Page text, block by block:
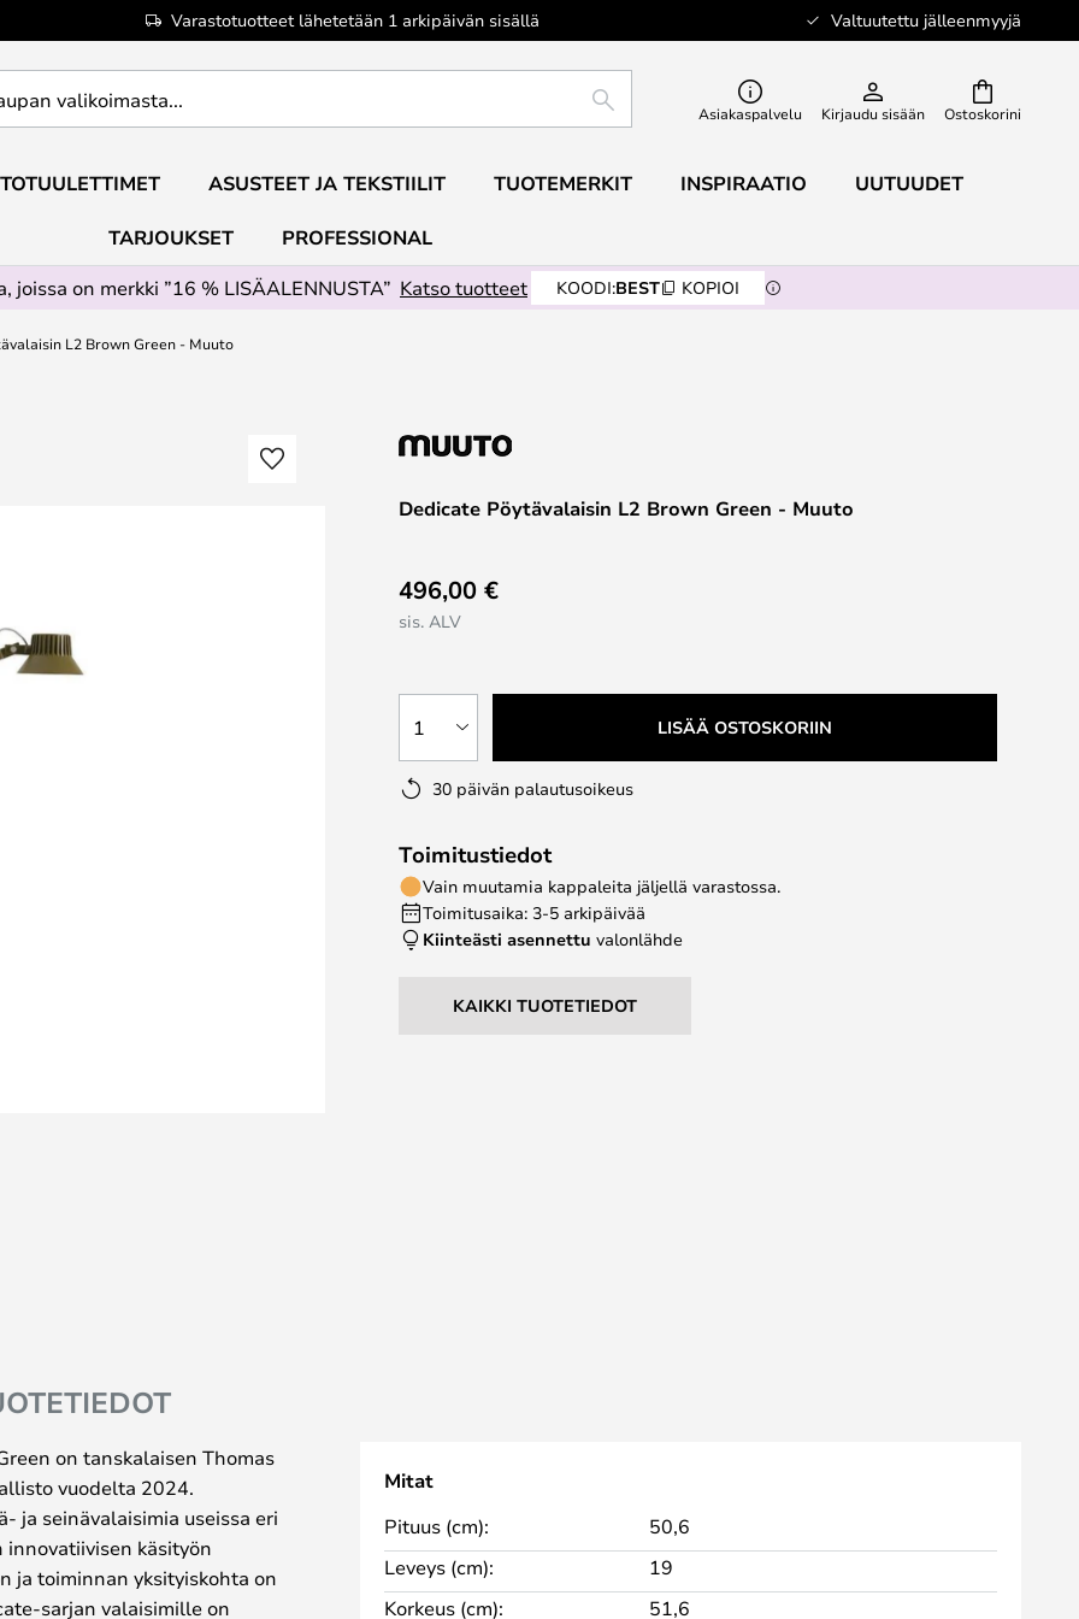
Varastotuotteet lähetetään 1 arkipäivän sisällä Valtuutettu jälleenmyyjä
Ostoskorini
ETSI Asiakaspalvelu Kirjaudu sisään
ASUSTEET JA TEKSTIILIT TUOTEMERKIT INSPIRAATIO UUTUUDET
TARJOUKSET
PROFESSIONAL
joissa on merkki ”16 % LISÄALENNUSTA” Katso tuotteet KOODI:BEST KOPIOI
L2 Brown Green - Muuto
Dedicate Pöytävalaisin L2 Brown Green - Muuto
496,00 €
sis. ALV
1 LISÄÄ OSTOSKORIIN
30 päivän palautusoikeus
Toimitustiedot
Vain muutamia kappaleita jäljellä varastossa.
Toimitusaika: 3-5 arkipäivää
Kiinteästi asennettu valonlähde
KAIKKI TUOTETIEDOT
on tanskalaisen Thomas
vuodelta 2024.
ja seinävalaisimia useissa eri
innovatiivisen käsityön
ja toiminnan yksityiskohta on
sarjan valaisimille on
Mitat
Pituus (cm):
50,6
Leveys (cm):
19
Korkeus (cm):
51,6